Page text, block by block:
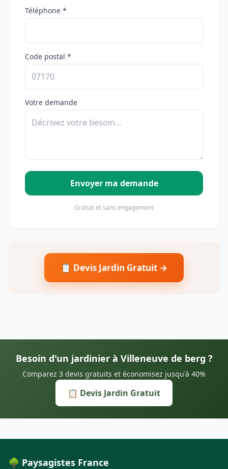
Téléphone *
Code postal *
Votre demande
Envoyer ma demande
Gratuit et sans engagement
📋 Devis Jardin Gratuit →
Besoin d'un jardinier à Villeneuve de berg ?
Comparez 3 devis gratuits et économisez jusqu'à 40%
📋 Devis Jardin Gratuit
🌳 Paysagistes France